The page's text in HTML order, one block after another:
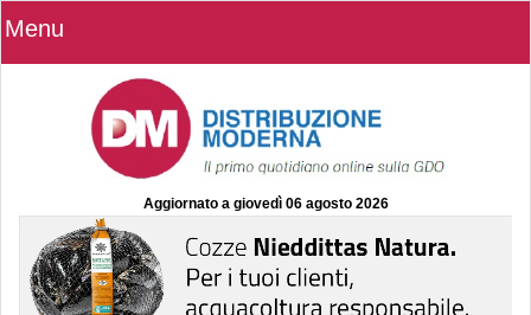
Menu
Aggiornato a giovedì 06 agosto 2026